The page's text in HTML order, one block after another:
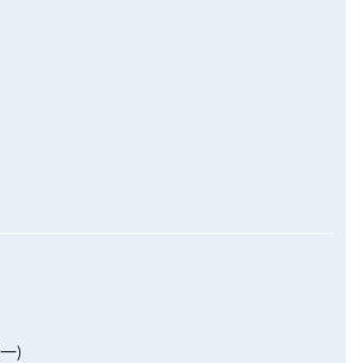
)